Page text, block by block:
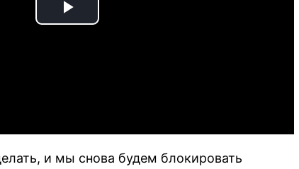
Play
и мы снова будем блокировать